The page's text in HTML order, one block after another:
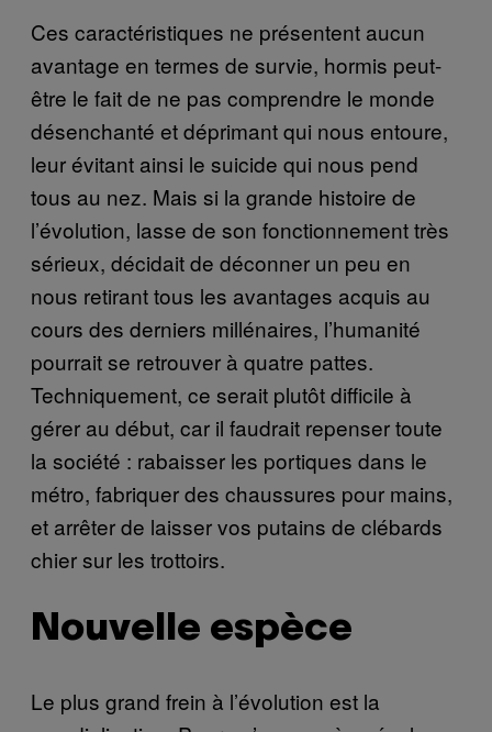
Ces caractéristiques ne présentent aucun
avantage en termes de survie, hormis peut-
être le fait de ne pas comprendre le monde
désenchanté et déprimant qui nous entoure,
leur évitant ainsi le suicide qui nous pend
tous au nez. Mais si la grande histoire de
l’évolution, lasse de son fonctionnement très
sérieux, décidait de déconner un peu en
nous retirant tous les avantages acquis au
cours des derniers millénaires, l’humanité
pourrait se retrouver à quatre pattes.
Techniquement, ce serait plutôt difficile à
gérer au début, car il faudrait repenser toute
la société : rabaisser les portiques dans le
métro, fabriquer des chaussures pour mains,
et arrêter de laisser vos putains de clébards
chier sur les trottoirs.
Nouvelle espèce
Le plus grand frein à l’évolution est la